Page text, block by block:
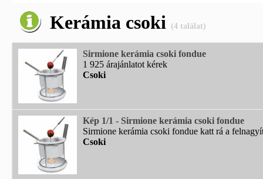
Kerámia csoki (4 találat)
Sirmione kerámia csoki fondue
1 925 árajánlatot kérek
Csoki
Kép 1/1 - Sirmione kerámia csoki fondue
Sirmione kerámia csoki fondue katt rá a
Csoki